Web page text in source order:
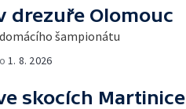
drezuře Olomouc
šampionátu
1. 8. 2026
skocích Martinice